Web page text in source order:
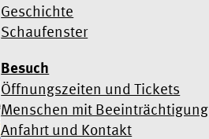
Geschichte
Schaufenster
Besuch
Öffnungszeiten und Tickets
Menschen mit Beeinträchtigung
Anfahrt und Kontakt